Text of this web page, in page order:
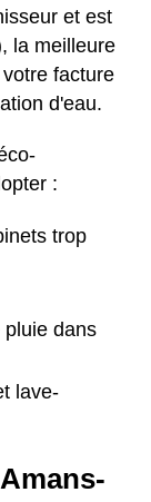
et est
la meilleure
facture
d'eau.
:
trop
pluie dans
lave-